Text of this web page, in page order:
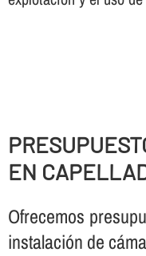
EN
Ofrecemos
instalación de